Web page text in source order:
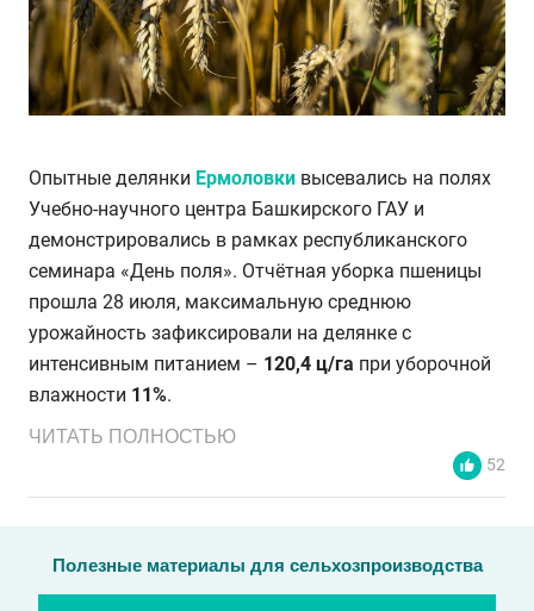
Опытные делянки Ермоловки высевались на полях
Учебно-научного центра Башкирского ГАУ и
демонстрировались в рамках республиканского
семинара «День поля». Отчётная уборка пшеницы
прошла 28 июля, максимальную среднюю
урожайность зафиксировали на делянке с
интенсивным питанием – 120,4 ц/га при уборочной
влажности 11%.
ЧИТАТЬ ПОЛНОСТЬЮ
52
Полезные материалы для сельхозпроизводства